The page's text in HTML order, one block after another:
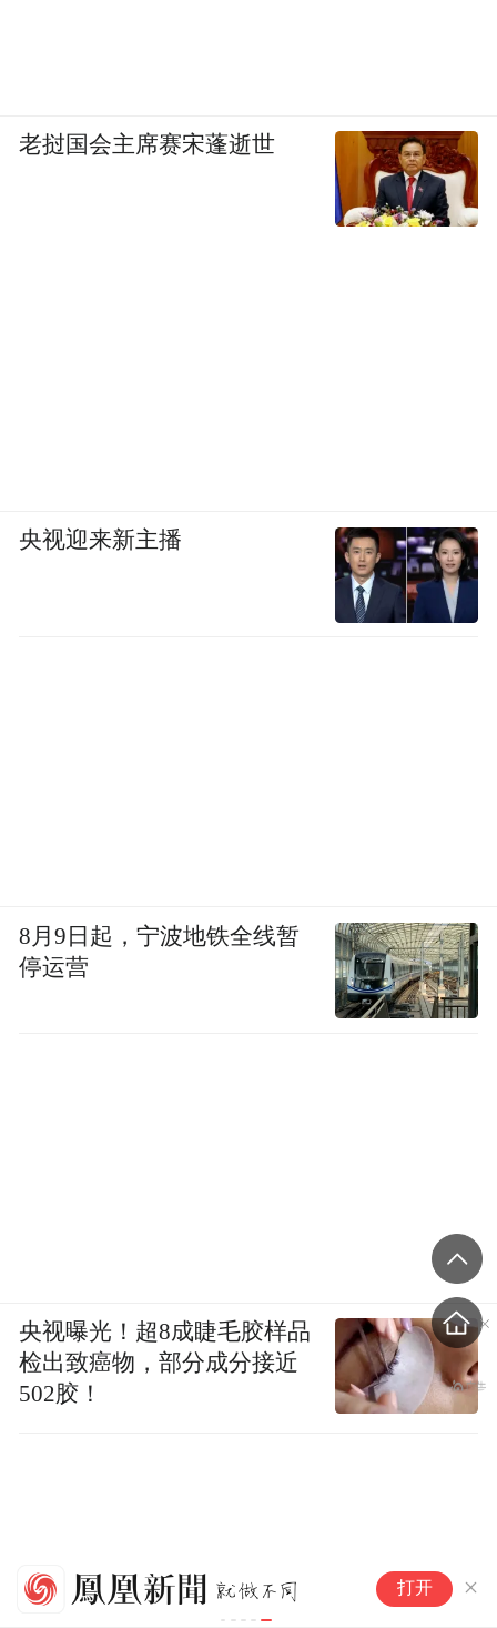
打开
老挝国会主席赛宋蓬逝世
央视迎来新主播
8月9日起，宁波地铁全线暂
停运营
央视曝光！超8成睫毛胶样品
检出致癌物，部分成分接近
502胶！